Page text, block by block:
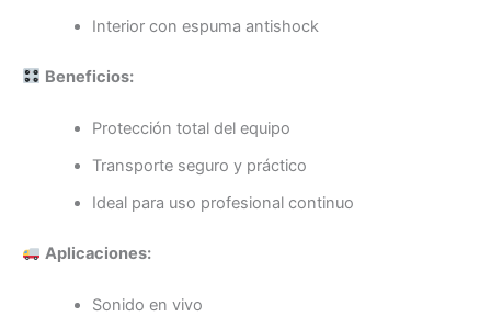
Interior con espuma antishock
Beneficios:
Protección total del equipo
Transporte seguro y práctico
Ideal para uso profesional continuo
Aplicaciones:
Sonido en vivo